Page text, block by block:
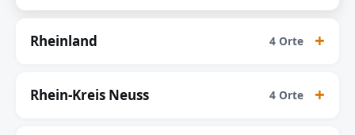
Rheinland 4 Orte
Rhein-Kreis Neuss 4 Orte